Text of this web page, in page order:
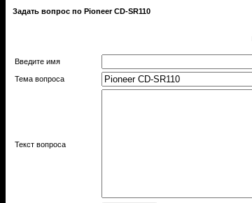
Задать вопрос по Pioneer CD-SR110
Введите имя
Тема вопроса
Текст вопроса